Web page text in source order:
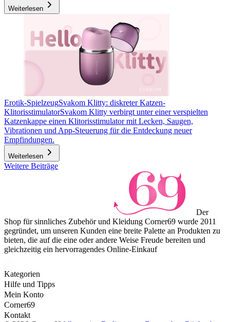
Weiterlesen
Erotik-SpielzeugSvakom Klitty: diskreter Katzen-
KlitorisstimulatorSvakom Klitty verbirgt unter einer verspielten
Katzenkappe einen Klitorisstimulator mit Lecken, Saugen,
Vibrationen und App-Steuerung für die Entdeckung neuer
Empfindungen.
Weiterlesen
Weitere Beiträge
Der
Shop für sinnliches Zubehör und Kleidung Corner69 wurde 2011
gegründet, um unseren Kunden eine breite Palette an Produkten zu
bieten, die auf die eine oder andere Weise Freude bereiten und
gleichzeitig ein hervorragendes Online-Einkauf
Kategorien
Hilfe und Tipps
Mein Konto
Corner69
Kontakt